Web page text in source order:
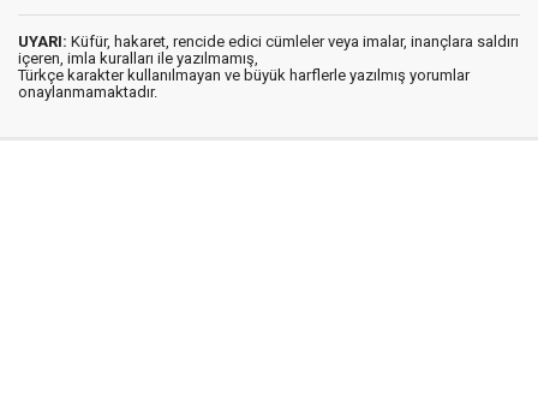
UYARI: Küfür, hakaret, rencide edici cümleler veya imalar, inançlara saldırı
içeren, imla kuralları ile yazılmamış,
Türkçe karakter kullanılmayan ve büyük harflerle yazılmış yorumlar
onaylanmamaktadır.